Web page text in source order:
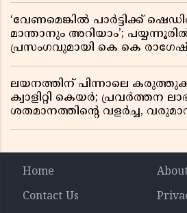
‘വേണമെങ്കിൽ പാർട്ടിക്ക്
മാന്താനും അറിയാം’;
പ്രസംഗവുമായി കെ കെ
ലയനത്തിന് പിന്നാലെ
ക്വാളിറ്റി കെയർ; പ്രവർത്തന
ശതമാനത്തിൻ്റെ വളർച്ച,
Home
Contact Us